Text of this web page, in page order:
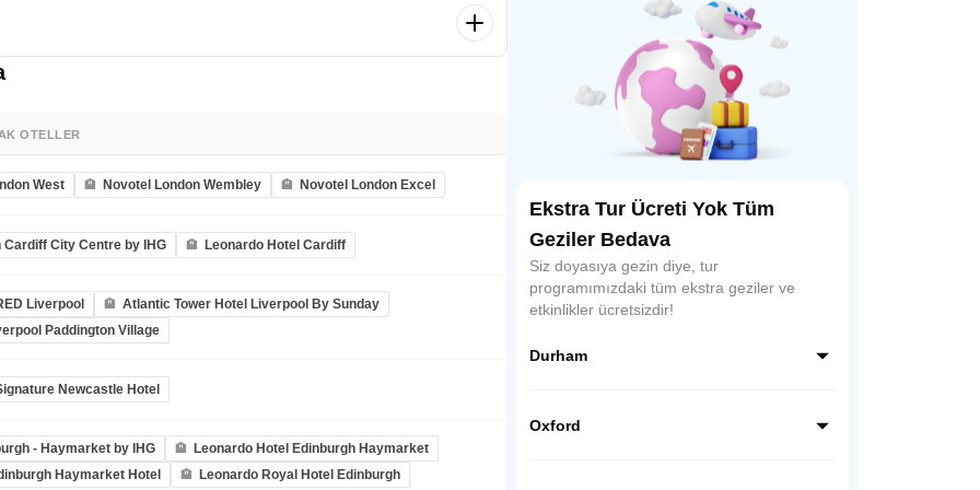
otelimizde.Trinity College, Temple Bar Bölgesi, St. Patrick Katedrali, Dublin
kalan kısmı için serbest zaman. Dileyen misafirler alışveriş
geçirebilir. Belirlenen saatte havalimanına transfer. Dublin – İstanbul
görüşmek dileğiyle!
OTELLER
West Novotel London Wembley Novotel London Excel
Cardiff City Centre by IHG Leonardo Hotel Cardiff
Liverpool
Atlantic Tower Hotel Liverpool By Sunday
Paddington Village
Newcastle Hotel
- Haymarket by IHG
Leonardo Hotel Edinburgh Haymarket
Haymarket Hotel
Leonardo Royal Hotel Edinburgh
Ekstra Tur Ücreti Yok Tüm
Geziler Bedava
Siz doyasıya gezin diye, tur
programımızdaki tüm ekstra geziler ve
etkinlikler ücretsizdir!
Durham
Kontluğu" içinde bir şehir bölgesi olan
Oxford